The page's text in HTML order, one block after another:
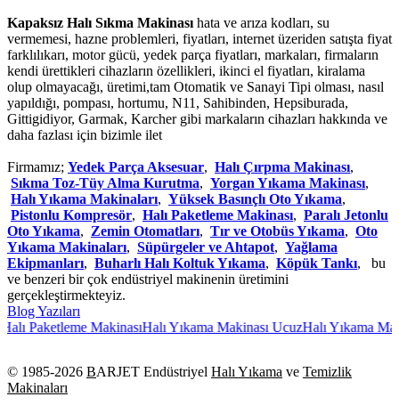
Kapaksız Halı Sıkma Makinasıhata ve arıza kodları, su
vermemesi, hazne problemleri, fiyatları, internet üzeriden satışta fiyat
farklılıkarı, motor gücü, yedek parça fiyatları, markaları, firmaların
kendi ürettikleri cihazların özellikleri, ikinci el fiyatları, kiralama
olup olmayacağı, üretimi,tam Otomatik ve Sanayi Tipi olması, nasıl
yapıldığı, pompası, hortumu, N11, Sahibinden, Hepsiburada,
Gittigidiyor, Garmak, Karcher gibi markaların cihazları hakkında ve
daha fazlası için bizimle ilet
Firmamız; Yedek Parça Aksesuar, Halı Çırpma Makinası,
Sıkma Toz-Tüy Alma Kurutma, Yorgan Yıkama Makinası,
Halı Yıkama Makinaları, Yüksek Basınçlı Oto Yıkama,
Pistonlu Kompresör, Halı Paketleme Makinası, Paralı Jetonlu
Oto Yıkama, Zemin Otomatları, Tır ve Otobüs Yıkama, Oto
Yıkama Makinaları, Süpürgeler ve Ahtapot, Yağlama
Ekipmanları, Buharlı Halı Koltuk Yıkama, Köpük Tankı, bu
ve benzeri bir çok endüstriyel makinenin üretimini
gerçekleştirmekteyiz.
Blog Yazıları
Paketleme MakinasıHalı Yıkama Makinası UcuzHalı Yıkama
© 1985-2026 BARJET Endüstriyel Halı Yıkama ve Temizlik
Makinaları